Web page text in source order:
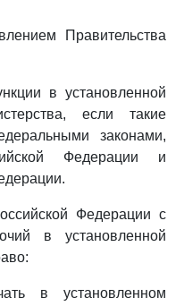
Правительства
в установленной
если такие
законами,
Федерации и
Федерации с
в установленной
в установленном